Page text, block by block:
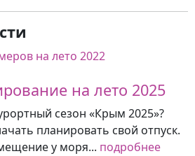
на лето 2025
сезон «Крым 2025»?
планировать свой отпуск.
у моря... подробнее